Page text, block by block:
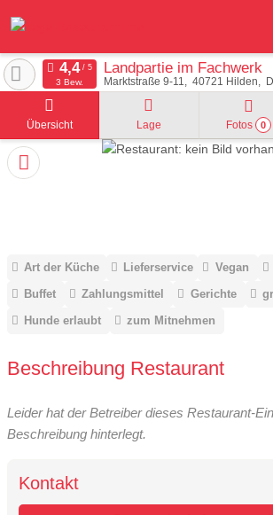
Landpartie im Fachwerk
Marktstraße 9-11 40721 Hilden
3 Bew.
Übersicht Lage Fotos 0
Art der Küche Lieferservice Vegan
Buffet
Zahlungsmittel Gerichte
Hunde erlaubt
zum Mitnehmen
Beschreibung Restaurant
Leider hat der Betreiber dieses Restaurant-
Beschreibung hinterlegt.
Kontakt